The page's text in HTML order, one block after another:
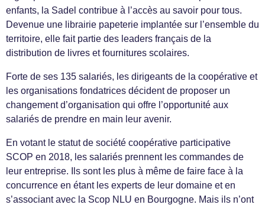
enfants, la Sadel contribue à l’accès au savoir pour tous.
Devenue une librairie papeterie implantée sur l’ensemble du
territoire, elle fait partie des leaders français de la
distribution de livres et fournitures scolaires.
Forte de ses 135 salariés, les dirigeants de la coopérative et
les organisations fondatrices décident de proposer un
changement d’organisation qui offre l’opportunité aux
salariés de prendre en main leur avenir.
En votant le statut de société coopérative participative
SCOP en 2018, les salariés prennent les commandes de
leur entreprise. Ils sont les plus à même de faire face à la
concurrence en étant les experts de leur domaine et en
s’associant avec la Scop NLU en Bourgogne. Mais ils n’ont